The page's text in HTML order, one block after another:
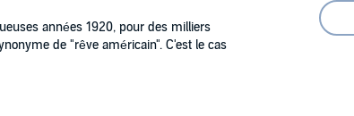
années 1920, pour des milliers
de "rêve américain". C'est le cas